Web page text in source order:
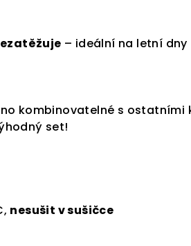
– ideální na letní
kombinovatelné s ostatními
set!
nesušit v sušičce